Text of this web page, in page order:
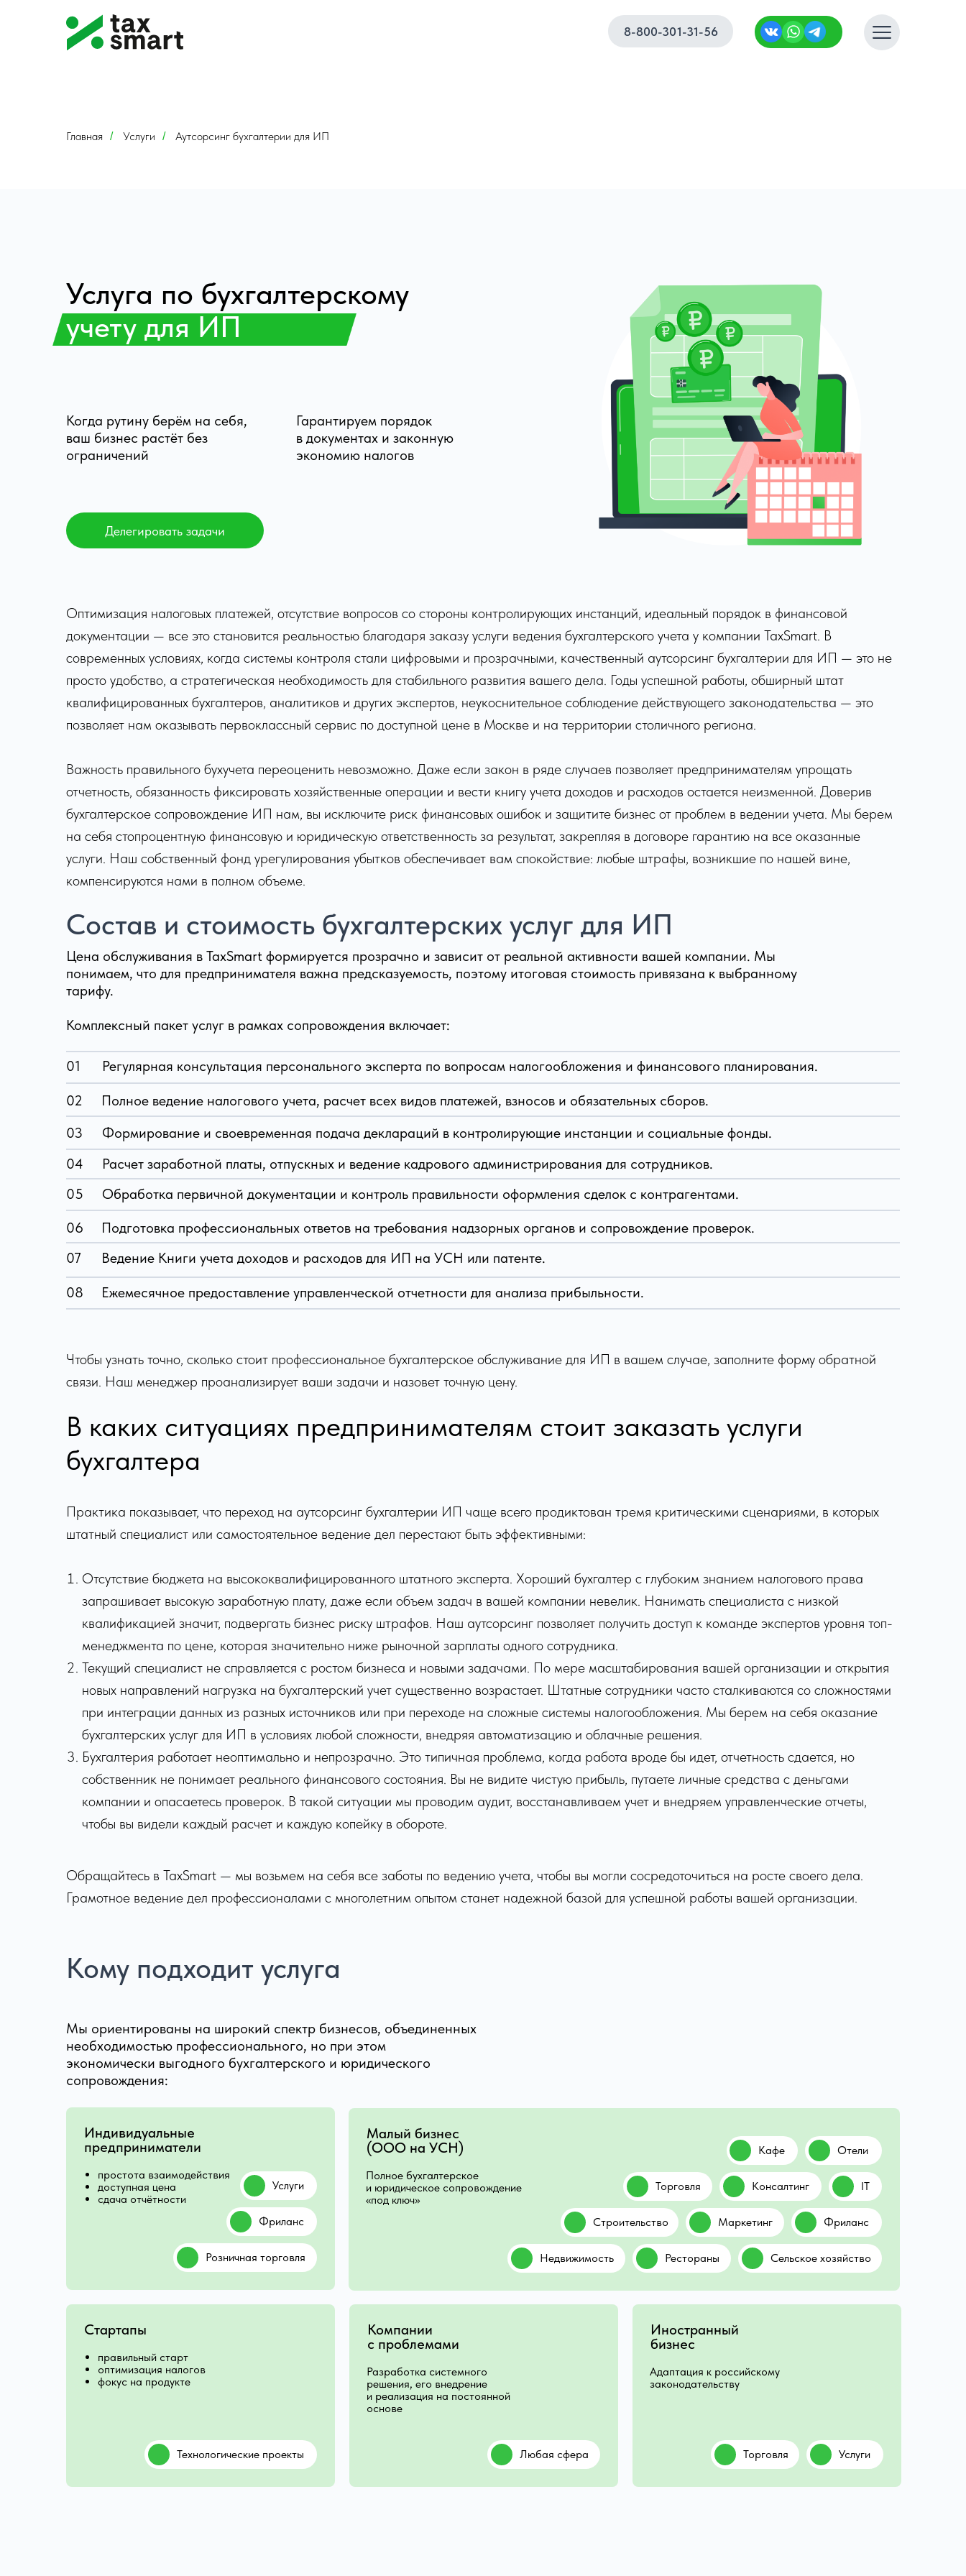
8-800-301-31-56
Главная / Услуги / Аутсорсинг бухгалтерии для ИП
Гарантируем порядок
в документах и законную
экономию налогов
Когда рутину берём на себя,
ваш бизнес растёт без
ограничений
Услуга по бухгалтерскому
учету для ИП
Делегировать задачи
Оптимизация налоговых платежей, отсутствие вопросов со стороны контролирующих инстанций, идеальный порядок в финансовой
документации — все это становится реальностью благодаря заказу услуги ведения бухгалтерского учета у компании TaxSmart. В
современных условиях, когда системы контроля стали цифровыми и прозрачными, качественный аутсорсинг бухгалтерии для ИП — это не
просто удобство, а стратегическая необходимость для стабильного развития вашего дела. Годы успешной работы, обширный штат
квалифицированных бухгалтеров, аналитиков и других экспертов, неукоснительное соблюдение действующего законодательства — это
позволяет нам оказывать первоклассный сервис по доступной цене в Москве и на территории столичного региона.
Важность правильного бухучета переоценить невозможно. Даже если закон в ряде случаев позволяет предпринимателям упрощать
отчетность, обязанность фиксировать хозяйственные операции и вести книгу учета доходов и расходов остается неизменной. Доверив
бухгалтерское сопровождение ИП нам, вы исключите риск финансовых ошибок и защитите бизнес от проблем в ведении учета. Мы берем
на себя стопроцентную финансовую и юридическую ответственность за результат, закрепляя в договоре гарантию на все оказанные
услуги. Наш собственный фонд урегулирования убытков обеспечивает вам спокойствие: любые штрафы, возникшие по нашей вине,
компенсируются нами в полном объеме.
01 Регулярная консультация персонального эксперта по вопросам налогообложения и финансового планирования.
Состав и стоимость бухгалтерских услуг для ИП
02
Полное ведение налогового учета, расчет всех видов платежей, взносов и обязательных сборов.
03
Формирование и своевременная подача деклараций в контролирующие инстанции и социальные фонды.
Цена обслуживания в TaxSmart формируется прозрачно и зависит от реальной активности вашей компании. Мы
понимаем, что для предпринимателя важна предсказуемость, поэтому итоговая стоимость привязана к выбранному
тарифу.
Комплексный пакет услуг в рамках сопровождения включает:
04 Расчет заработной платы, отпускных и ведение кадрового администрирования для сотрудников.
06
Подготовка профессиональных ответов на требования надзорных органов и сопровождение проверок.
07
Ведение Книги учета доходов и расходов для ИП на УСН или патенте.
08
Ежемесячное предоставление управленческой отчетности для анализа прибыльности.
05 Обработка первичной документации и контроль правильности оформления сделок с контрагентами.
Чтобы узнать точно, сколько стоит профессиональное бухгалтерское обслуживание для ИП в вашем случае, заполните форму обратной
связи. Наш менеджер проанализирует ваши задачи и назовет точную цену.
В каких ситуациях предпринимателям стоит заказать услуги
бухгалтера
Практика показывает, что переход на аутсорсинг бухгалтерии ИП чаще всего продиктован тремя критическими сценариями, в которых
штатный специалист или самостоятельное ведение дел перестают быть эффективными:
Отсутствие бюджета на высококвалифицированного штатного эксперта. Хороший бухгалтер с глубоким знанием налогового права
запрашивает высокую заработную плату, даже если объем задач в вашей компании невелик. Нанимать специалиста с низкой
квалификацией значит, подвергать бизнес риску штрафов. Наш аутсорсинг позволяет получить доступ к команде экспертов уровня топ-
менеджмента по цене, которая значительно ниже рыночной зарплаты одного сотрудника.
Текущий специалист не справляется с ростом бизнеса и новыми задачами. По мере масштабирования вашей организации и открытия
новых направлений нагрузка на бухгалтерский учет существенно возрастает. Штатные сотрудники часто сталкиваются со сложностями
при интеграции данных из разных источников или при переходе на сложные системы налогообложения. Мы берем на себя оказание
бухгалтерских услуг для ИП в условиях любой сложности, внедряя автоматизацию и облачные решения.
Бухгалтерия работает неоптимально и непрозрачно. Это типичная проблема, когда работа вроде бы идет, отчетность сдается, но
собственник не понимает реального финансового состояния. Вы не видите чистую прибыль, путаете личные средства с деньгами
компании и опасаетесь проверок. В такой ситуации мы проводим аудит, восстанавливаем учет и внедряем управленческие отчеты,
чтобы вы видели каждый расчет и каждую копейку в обороте.
Обращайтесь в TaxSmart — мы возьмем на себя все заботы по ведению учета, чтобы вы могли сосредоточиться на росте своего дела.
Грамотное ведение дел профессионалами с многолетним опытом станет надежной базой для успешной работы вашей организации.
Иностранный
бизнес
Адаптация к российскому
законодательству
Торговля Услуги
Компании
с проблемами
Разработка системного
решения, его внедрение
и реализация на постоянной
основе
Любая сфера
Стартапы
правильный старт
оптимизация налогов
фокус на продукте
Технологические проекты
Малый бизнес
(ООО на УСН)
Полное бухгалтерское
и юридическое сопровождение
«под ключ»
Фриланс
Отели
Сельское хозяйство
Рестораны
Недвижимость
Маркетинг
Строительство
Консалтинг IT
Кафе
Торговля
Индивидуальные
предприниматели
простота взаимодействия
доступная цена
сдача отчётности
Фриланс
Услуги
Розничная торговля
Мы ориентированы на широкий спектр бизнесов, объединенных
необходимостью профессионального, но при этом
экономически выгодного бухгалтерского и юридического
сопровождения:
Кому подходит услуга